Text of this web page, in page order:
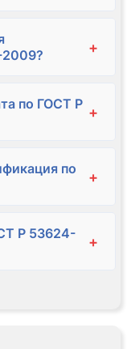
+
по ГОСТ Р +
по
+
Р 53624-
+